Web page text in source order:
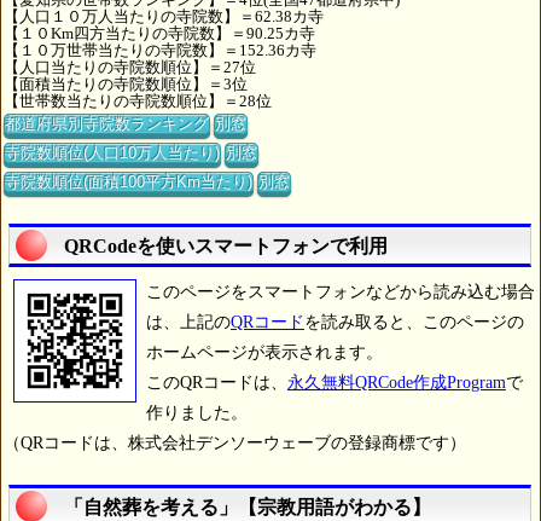
【人口１０万人当たりの寺院数】＝62.38カ寺
【１０Km四方当たりの寺院数】＝90.25カ寺
【１０万世帯当たりの寺院数】＝152.36カ寺
【人口当たりの寺院数順位】＝27位
【面積当たりの寺院数順位】＝3位
【世帯数当たりの寺院数順位】＝28位
都道府県別寺院数ランキング 別窓
寺院数順位(人口10万人当たり) 別窓
寺院数順位(面積100平方Km当たり) 別窓
QRCodeを使いスマートフォンで利用
このページをスマートフォンなどから読み込む場合
は、上記のQRコード を読み取ると、このページの
ホームページが表示されます。
このQRコードは、 永久無料QRCode作成Programで
作りました。
（QRコードは、株式会社デンソーウェーブの登録商標です）
「自然葬を考える」【宗教用語がわかる】